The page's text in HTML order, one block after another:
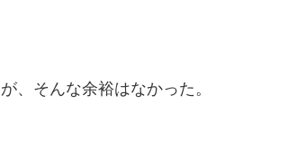
、そんな余裕はなかった。